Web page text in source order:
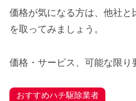
価格が気になる方は、他社と
を取ってみましょう。
価格・サービス、可能な限り
おすすめハチ駆除業者